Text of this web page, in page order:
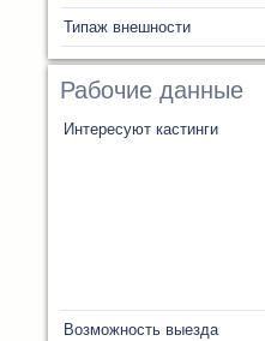
Типаж внешности
Рабочие данные
Интересуют кастинги
Возможность выезда